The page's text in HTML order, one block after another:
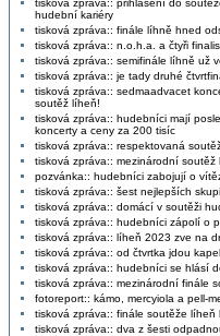
tisková zpráva:: přihlášení do
hudební kariéry
tisková zpráva:: finále líhně hned
tisková zpráva:: n.o.h.a. a čtyři
tisková zpráva:: semifinále líhně už
tisková zpráva:: je tady druhé
tisková zpráva:: sedmaadvacet
soutěž líheň!
tisková zpráva:: hudebníci mají
koncerty a ceny za 200 tisíc
tisková zpráva:: respektovaná
tisková zpráva:: mezinárodní
pozvánka:: hudebníci zabojují o
tisková zpráva:: šest nejlepších
tisková zpráva:: domácí v soutěži
tisková zpráva:: hudebníci zápolí o
tisková zpráva:: líheň 2023 zve na
tisková zpráva:: od čtvrtka jdou
tisková zpráva:: hudebníci se hlásí
tisková zpráva:: mezinárodní finále
fotoreport:: kámo, mercyiola a pell-
tisková zpráva:: finále soutěže líheň
tisková zpráva:: dva z šesti